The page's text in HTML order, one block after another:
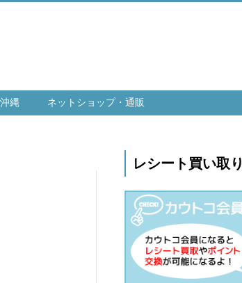
縄 ネットショップ・通販
レシート買い取り